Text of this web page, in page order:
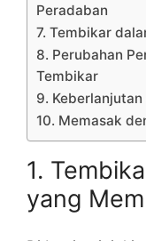
Peradaban
7. Tembikar
8. Perubahan
Tembikar
9.
10. Memasak
1.
yang